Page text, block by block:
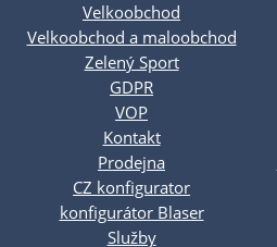
Velkoobchod
Velkoobchod a maloobchod
Zelený Sport
GDPR
VOP
Kontakt
Prodejna
CZ konfigurator
konfigurátor Blaser
Služby